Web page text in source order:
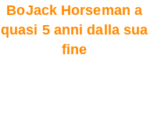
BoJack Horseman a
quasi 5 anni dalla sua
fine